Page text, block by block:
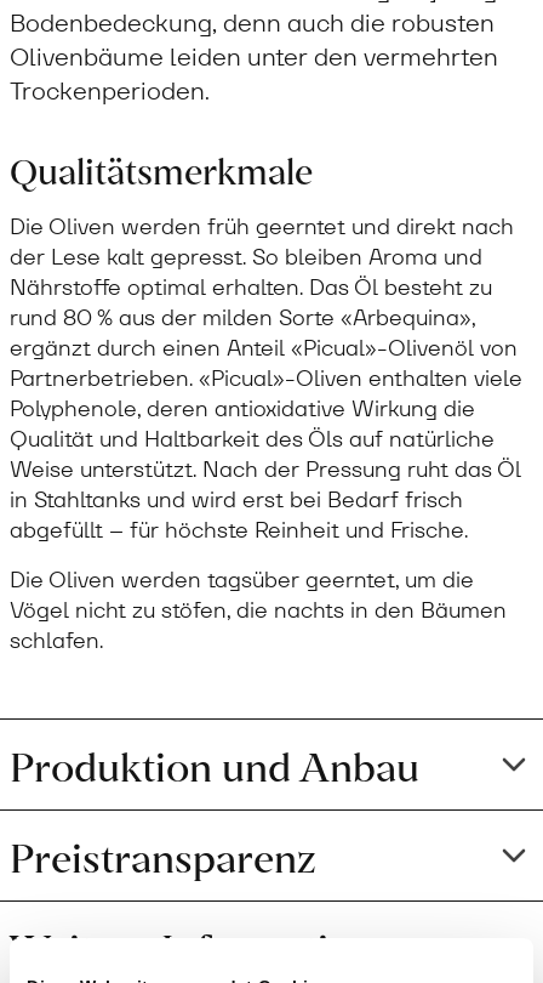
Bodenbedeckung, denn auch die robusten
Olivenbäume leiden unter den vermehrten
Trockenperioden.
Qualitätsmerkmale
Die Oliven werden früh geerntet und direkt nach
der Lese kalt gepresst. So bleiben Aroma und
Nährstoffe optimal erhalten. Das Öl besteht zu
rund 80 % aus der milden Sorte «Arbequina»,
ergänzt durch einen Anteil «Picual»-Olivenöl von
Partnerbetrieben. «Picual»-Oliven enthalten viele
Polyphenole, deren antioxidative Wirkung die
Qualität und Haltbarkeit des Öls auf natürliche
Weise unterstützt. Nach der Pressung ruht das Öl
in Stahltanks und wird erst bei Bedarf frisch
abgefüllt – für höchste Reinheit und Frische.
Die Oliven werden tagsüber geerntet, um die
Vögel nicht zu stöfen, die nachts in den Bäumen
schlafen.
Produktion und Anbau
Preistransparenz
Weitere Informationen